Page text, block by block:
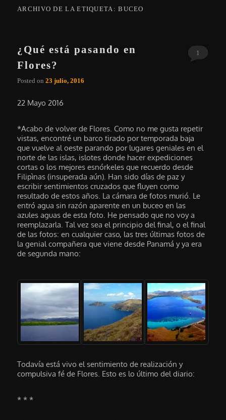
ARCHIVO DE LA ETIQUETA:BUCEO
¿Qué está pasando en
Flores?
Posted on23 julio, 2016
1
22 Mayo 2016
*Acabo de volver de Flores. Como no me gusta repetir
vistas, encontré un barco tirado por temporada baja
que vuelve al oeste parando por lugares geniales en el
norte de las islas, islotes donde hacer expediciones
cortas o los mejores esnórkeles que recuerdo desde
Filipìnas (insuperada aún). Han sido días de paz y
escribir sentimientos cruzados que fluyen como
resultado de estos años. La cámara de fotos murió. Le
entró agua sin razón aparente en un buceo en las
azules aguas de esta foto. He pensado que no voy a
reemplazarla. Tal vez sea el principio del final, o el final
de las fotos: en cualquier caso, las tres últimas fotos de
la genial compañera que viene desde Panamá y ya era
de segunda mano:
Todavía está vivo el sentimiento de realización y
compulsiva fé de Flores. Esto es lo último del diario:
* * *